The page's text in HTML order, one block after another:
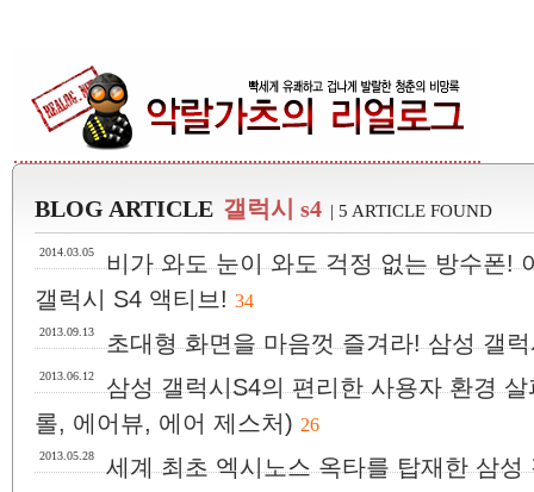
BLOG ARTICLE 갤럭시 s4 | 5 ARTICLE FOUND
2014.03.05
비가 와도 눈이 와도 걱정 없는 방수폰!
갤럭시 S4 액티브! 34
2013.09.13 초대형 화면을 마음껏 즐겨라! 삼성 갤
2013.06.12
삼성 갤럭시S4의 편리한 사용자 환경
롤, 에어뷰, 에어 제스처) 26
2013.05.28 세계 최초 엑시노스 옥타를 탑재한 삼성